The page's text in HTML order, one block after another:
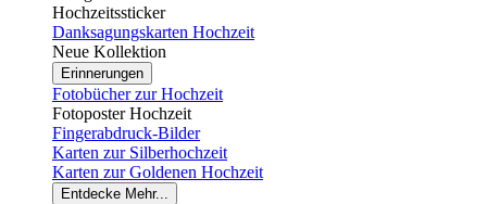
Hochzeitssticker
Danksagungskarten Hochzeit
Neue Kollektion
Erinnerungen
Fotobücher zur Hochzeit
Fotoposter Hochzeit
Fingerabdruck-Bilder
Karten zur Silberhochzeit
Karten zur Goldenen Hochzeit
Entdecke Mehr...